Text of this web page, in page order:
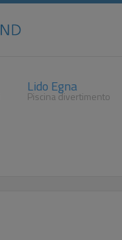
Lido Egna
Piscina divertimento